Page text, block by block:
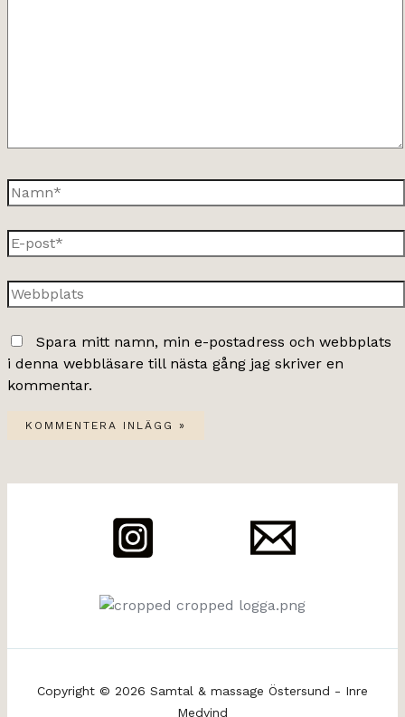
Namn*
E-
post*
Webbplats
Spara mitt namn, min e-postadress och webbplats
i denna webbläsare till nästa gång jag skriver en
kommentar.
Copyright © 2026 Samtal & massage Östersund - Inre
Medvind